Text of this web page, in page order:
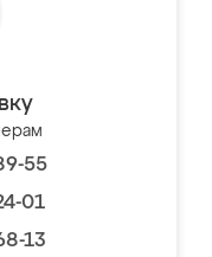
55
01
13